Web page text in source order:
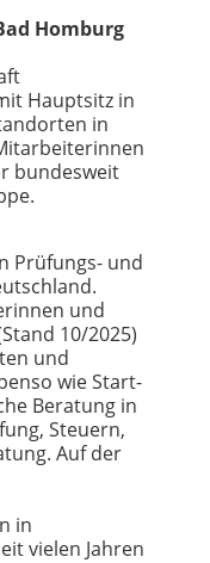
Homburg
Hauptsitz in
in
bundesweit
Prüfungs- und
und
10/2025)
und
wie Start-
Beratung in
Steuern,
Auf der
in
vielen Jahren